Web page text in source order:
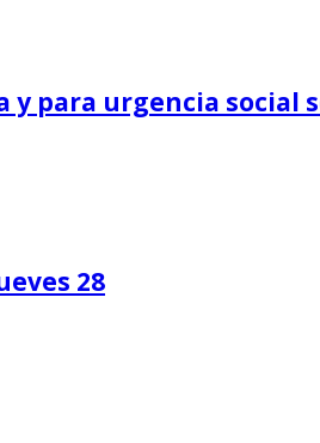
y para urgencia social
28